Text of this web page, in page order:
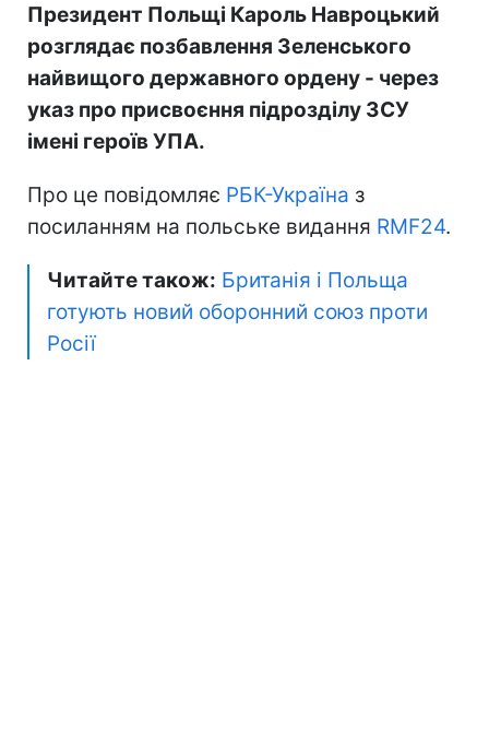
Президент Польщі Кароль Навроцький
розглядає позбавлення Зеленського
найвищого державного ордену - через
указ про присвоєння підрозділу ЗСУ
імені героїв УПА.
Про це повідомляє РБК-Україна з
посиланням на польське видання RMF24.
Читайте також: Британія і Польща
готують новий оборонний союз проти
Росії